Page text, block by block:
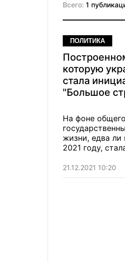
Всего: 1
ПОЛИТИКА
которую
стала
"Большое
На фоне
жизни, едва
2021 году,
21.12.2021 10:20